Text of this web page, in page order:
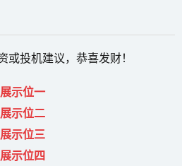
投机建议，恭喜发财！
示位一
示位二
示位三
示位四